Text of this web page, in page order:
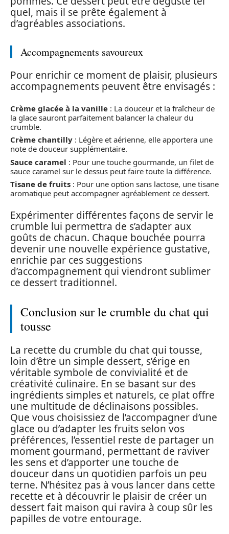
quel, mais il se prête également à
d’agréables associations.
Accompagnements savoureux
Pour enrichir ce moment de plaisir, plusieurs
accompagnements peuvent être envisagés :
Crème glacée à la vanille : La douceur et la fraîcheur de
la glace sauront parfaitement balancer la chaleur du
crumble.
Crème chantilly : Légère et aérienne, elle apportera une
note de douceur supplémentaire.
Sauce caramel : Pour une touche gourmande, un filet de
sauce caramel sur le dessus peut faire toute la différence.
Tisane de fruits : Pour une option sans lactose, une tisane
aromatique peut accompagner agréablement ce dessert.
Expérimenter différentes façons de servir le
crumble lui permettra de s’adapter aux
goûts de chacun. Chaque bouchée pourra
devenir une nouvelle expérience gustative,
enrichie par ces suggestions
d’accompagnement qui viendront sublimer
ce dessert traditionnel.
Conclusion sur le crumble du chat qui
tousse
La recette du crumble du chat qui tousse,
loin d’être un simple dessert, s’érige en
véritable symbole de convivialité et de
créativité culinaire. En se basant sur des
ingrédients simples et naturels, ce plat offre
une multitude de déclinaisons possibles.
Que vous choisissiez de l’accompagner d’une
glace ou d’adapter les fruits selon vos
préférences, l’essentiel reste de partager un
moment gourmand, permettant de raviver
les sens et d’apporter une touche de
douceur dans un quotidien parfois un peu
terne. N’hésitez pas à vous lancer dans cette
recette et à découvrir le plaisir de créer un
dessert fait maison qui ravira à coup sûr les
papilles de votre entourage.